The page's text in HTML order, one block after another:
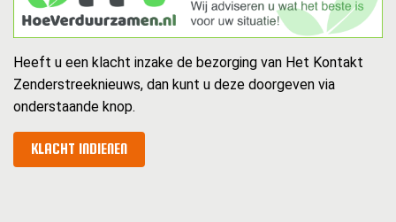
Heeft u een klacht inzake de bezorging van Het Kontakt
Zenderstreeknieuws, dan kunt u deze doorgeven via
onderstaande knop.
KLACHT INDIENEN